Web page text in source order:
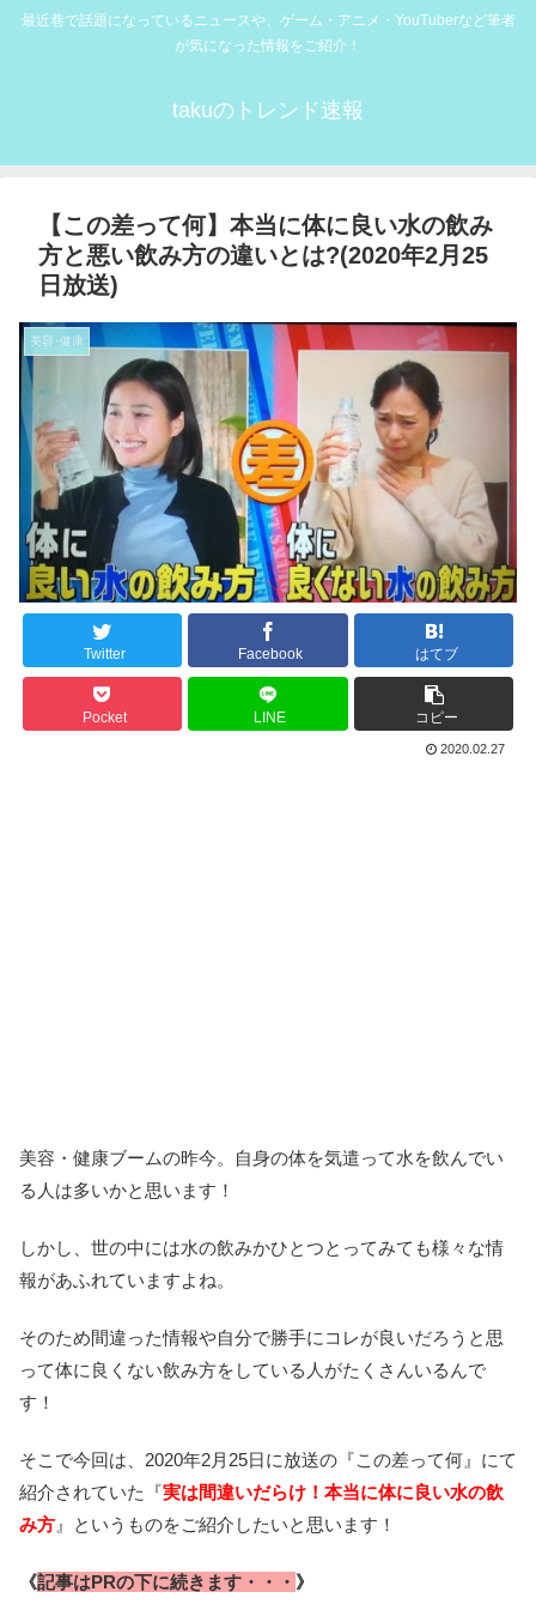
最近巷で話題になっているニュースや、ゲーム・アニメ・YouTuberなど筆者
が気になった情報をご紹介！
takuのトレンド速報
【この差って何】本当に体に良い水の飲み
方と悪い飲み方の違いとは?(2020年2月25
日放送)
美容･健康
Twitter Facebook はてブ
Pocket LINE コピー
2020.02.27
美容・健康ブームの昨今。自身の体を気遣って水を飲んでい
る人は多いかと思います！
しかし、世の中には水の飲みかひとつとってみても様々な情
報があふれていますよね。
そのため間違った情報や自分で勝手にコレが良いだろうと思
って体に良くない飲み方をしている人がたくさんいるんで
す！
そこで今回は、2020年2月25日に放送の『この差って何』にて
紹介されていた『実は間違いだらけ！本当に体に良い水の飲
み方 』というものをご紹介したいと思います！
《記事はPRの下に続きます・・・ 》